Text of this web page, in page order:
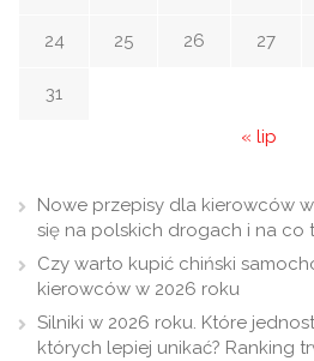
24 25 26 27
31
« lip
Nowe przepisy dla kierowców
się na polskich drogach i na co
Czy warto kupić chiński
kierowców w 2026 roku
Silniki w 2026 roku. Które
których lepiej unikać? Ranking